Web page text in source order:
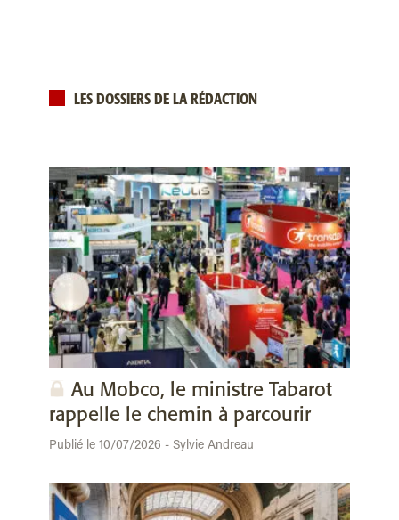
LES DOSSIERS DE LA RÉDACTION
Au Mobco, le ministre Tabarot
rappelle le chemin à parcourir
Publié le 10/07/2026 - Sylvie Andreau